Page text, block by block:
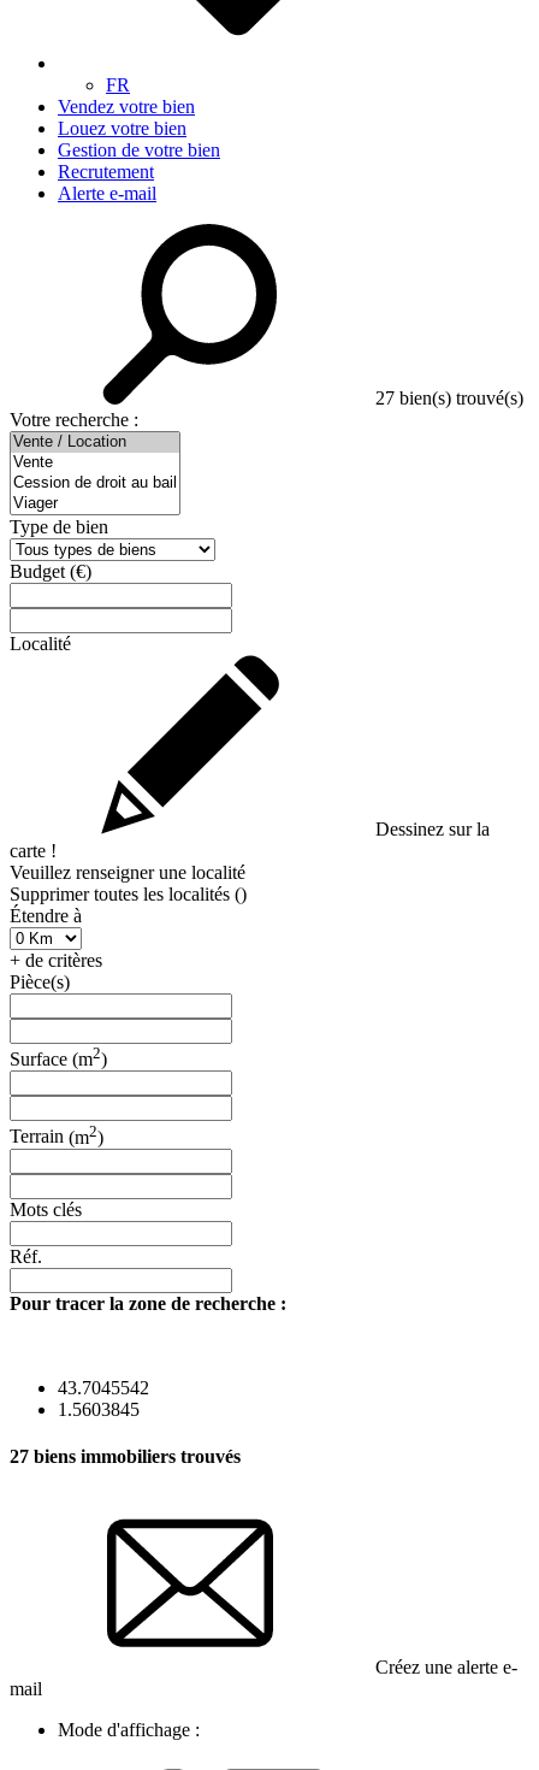
FR
Vendez votre bien
Louez votre bien
Gestion de votre bien
Recrutement
Alerte e-mail
27 bien(s) trouvé(s)
Votre recherche :
Type de bien
Budget (€)
Localité
Dessinez sur la
carte !
Veuillez renseigner une localité
Supprimer toutes les localités ()
Étendre à
+ de critères
Pièce(s)
Surface (m2)
Terrain (m2)
Mots clés
Réf.
Pour tracer la zone de recherche :
43.7045542
1.5603845
27 biens immobiliers trouvés
Créez une alerte e-
mail
Mode d'affichage :